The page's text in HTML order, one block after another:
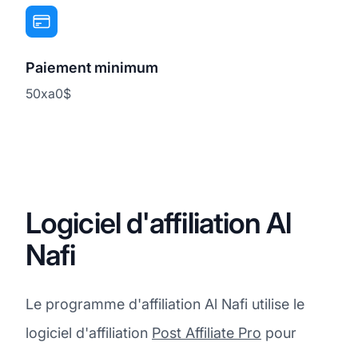
Paiement minimum
50xa0$
Logiciel d'affiliation Al
Nafi
Le programme d'affiliation Al Nafi utilise le
logiciel d'affiliation Post Affiliate Pro pour